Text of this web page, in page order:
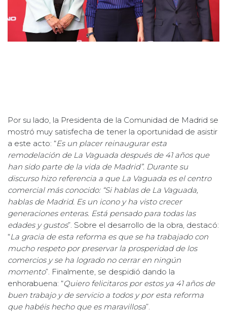
Por su lado, la Presidenta de la Comunidad de Madrid se
mostró muy satisfecha de tener la oportunidad de asistir
a este acto: “Es un placer reinaugurar esta
remodelación de La Vaguada después de 41 años que
han sido parte de la vida de Madrid”. Durante su
discurso hizo referencia a que La Vaguada es el centro
comercial más conocido: “Si hablas de La Vaguada,
hablas de Madrid. Es un icono y ha visto crecer
generaciones enteras. Está pensado para todas las
edades y gustos”. Sobre el desarrollo de la obra, destacó:
“La gracia de esta reforma es que se ha trabajado con
mucho respeto por preservar la prosperidad de los
comercios y se ha logrado no cerrar en ningún
momento”. Finalmente, se despidió dando la
enhorabuena: “Quiero felicitaros por estos ya 41 años de
buen trabajo y de servicio a todos y por esta reforma
que habéis hecho que es maravillosa”.